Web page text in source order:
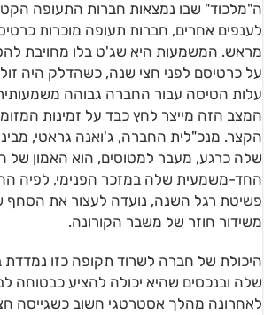
ה"מלכוד" שבו נמצאות חברות התעופה
לענפים אחרים, חברות תעופה מוכרות
מראש. המשמעות היא שג'ט בלו מחויבת
על כרטיסם לפני חצי שנה, כשהדלק היה
עלות הטיסה עבור החברה גבוהה
המצב הזה מייצר לחץ כבד על זמינות
הקצר. מנכ"לית החברה, ג'ואנה גראטי,
שלה כרגע, מעבר למטוסים, הוא האמון
החד-משמעית שלה במזכר הפנימי, לפיה
פשיטת רגל השנה, נועדה לעצור את
משידור חוזר של משבר הקורונה.
היכולת של חברה לשרוד תקופה כזו נמדדת
שלה ובנכסים שהיא יכולה להציע כבטוחה
לאחרונה מהלך אסטרטגי חשוב כשגייסה